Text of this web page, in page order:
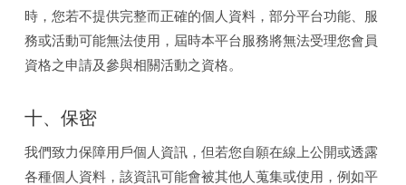
時，您若不提供完整而正確的個人資料，部分平台功能、服
務或活動可能無法使用，屆時本平台服務將無法受理您會員
資格之申請及參與相關活動之資格。
十、保密
我們致力保障用戶個人資訊，但若您自願在線上公開或透露
各種個人資料，該資訊可能會被其他人蒐集或使用，例如平